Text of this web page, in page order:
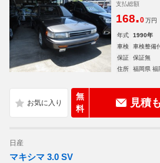
支払総額
168.0 万円
年式 1990年
車検
車検整備
保証
保証無
住所
福岡県 福
無
料
見積
日産
マキシマ 3.0 SV